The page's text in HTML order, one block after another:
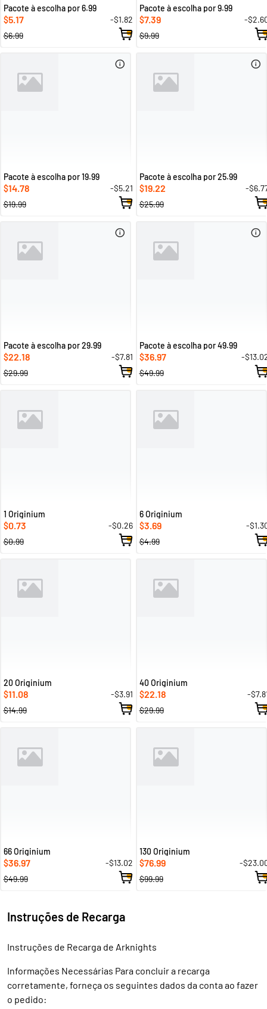
Pacote à escolha por 6.99
$5.17
-$1.82
$6.99
Pacote à escolha por 9.99
$7.39
-
$9.99
Pacote à escolha por 19.99
$14.78
-$5.21
$19.99
Pacote à escolha por 25.99
$19.22
-
$25.99
Pacote à escolha por 29.99
$22.18
-$7.81
$29.99
Pacote à escolha por 49.99
$36.97
-
$49.99
1 Originium
$0.73
-$0.26
$0.99
6 Originium
$3.69
-
$4.99
20 Originium
$11.08
-$3.91
$14.99
40 Originium
$22.18
-
$29.99
66 Originium
$36.97
-$13.02
$49.99
130 Originium
$76.99
-
$99.99
Instruções de Recarga
Instruções de Recarga de Arknights
Informações Necessárias Para concluir a recarga
corretamente, forneça os seguintes dados da conta ao fazer
o pedido: